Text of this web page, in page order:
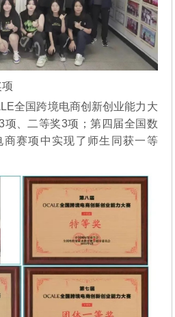
项
全国跨境电商创新创业能力大
项、二等奖3项；第四届全国数
赛项中实现了师生同获一等